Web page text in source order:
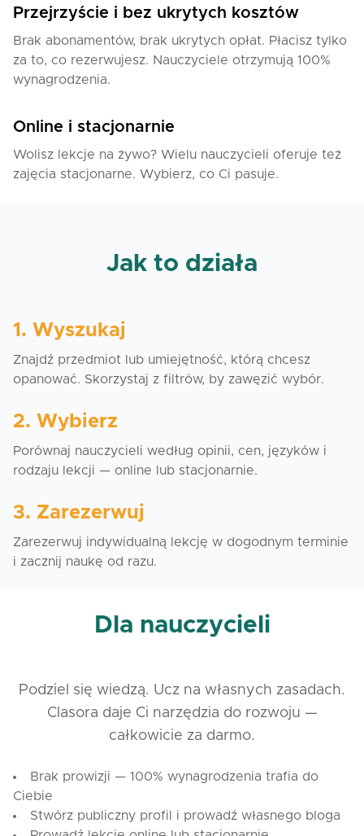
Przejrzyście i bez ukrytych kosztów
Brak abonamentów, brak ukrytych opłat. Płacisz tylko
za to, co rezerwujesz. Nauczyciele otrzymują 100%
wynagrodzenia.
Online i stacjonarnie
Wolisz lekcje na żywo? Wielu nauczycieli oferuje też
zajęcia stacjonarne. Wybierz, co Ci pasuje.
Jak to działa
1. Wyszukaj
Znajdź przedmiot lub umiejętność, którą chcesz
opanować. Skorzystaj z filtrów, by zawęzić wybór.
2. Wybierz
Porównaj nauczycieli według opinii, cen, języków i
rodzaju lekcji — online lub stacjonarnie.
3. Zarezerwuj
Zarezerwuj indywidualną lekcję w dogodnym terminie
i zacznij naukę od razu.
Dla nauczycieli
Podziel się wiedzą. Ucz na własnych zasadach.
Clasora daje Ci narzędzia do rozwoju —
całkowicie za darmo.
Brak prowizji — 100% wynagrodzenia trafia do
Ciebie
Stwórz publiczny profil i prowadź własnego bloga